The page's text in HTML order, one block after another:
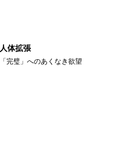
人体拡張
「完璧」へのあくなき欲望